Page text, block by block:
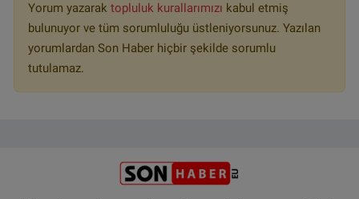
Yorum yazarak topluluk kurallarımızı kabul etmiş
bulunuyor ve tüm sorumluluğu üstleniyorsunuz. Yazılan
yorumlardan Son Haber hiçbir şekilde sorumlu
tutulamaz.